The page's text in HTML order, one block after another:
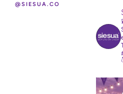
@SIESUA.CO